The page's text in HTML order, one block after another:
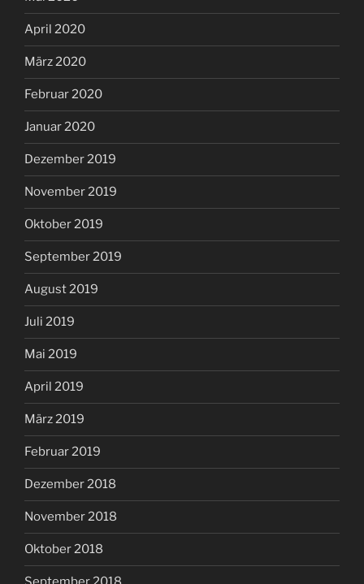
April 2020
März 2020
Februar 2020
Januar 2020
Dezember 2019
November 2019
Oktober 2019
September 2019
August 2019
Juli 2019
Mai 2019
April 2019
März 2019
Februar 2019
Dezember 2018
November 2018
Oktober 2018